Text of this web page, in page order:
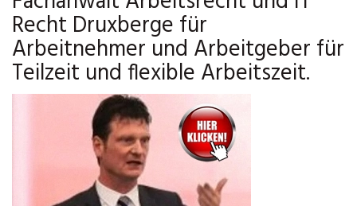
Recht Druxberge für
Arbeitnehmer und Arbeitgeber für
Teilzeit und flexible Arbeitszeit.